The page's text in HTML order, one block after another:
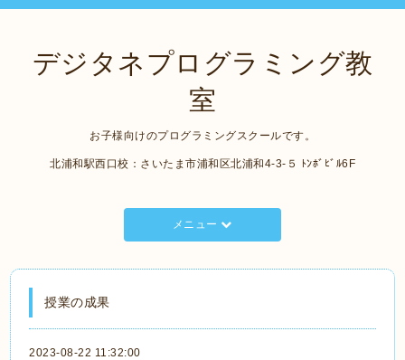
デジタネプログラミング教
室
お子様向けのプログラミングスクールです。
北浦和駅西口校：さいたま市浦和区北浦和4-3-５ ﾄﾝﾎﾞﾋﾞﾙ6F
メニュー
授業の成果
2023-08-22 11:32:00